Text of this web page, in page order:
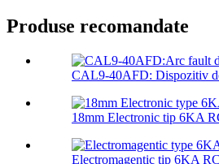
Produse recomandate
CAL9-40AFD: Dispozitiv
18mm Electronic tip 6KA
Electromagentic tip 6KA